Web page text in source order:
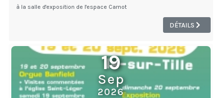
à la salle d'exposition de l'espace Carnot
DÉTAILS
19
Sep
2026